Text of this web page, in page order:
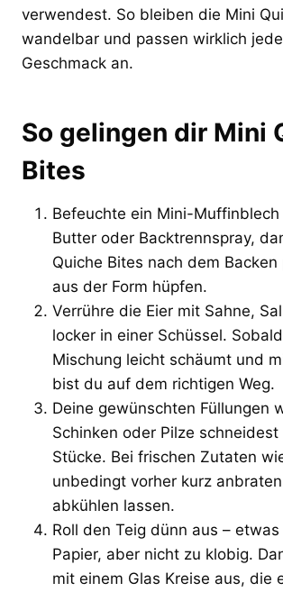
verwendest. So bleiben die Mini
wandelbar und passen wirklich
Geschmack an.
So gelingen dir Mini
Bites
Befeuchte ein Mini-
Butter oder Backtrennspray,
Quiche Bites nach dem Backen
aus der Form hüpfen.
Verrühre die Eier mit Sahne,
locker in einer Schüssel.
Mischung leicht schäumt und
bist du auf dem richtigen Weg.
Deine gewünschten Füllungen
Schinken oder Pilze
Stücke. Bei frischen Zutaten
unbedingt vorher kurz
abkühlen lassen.
Roll den Teig dünn aus –
Papier, aber nicht zu klobig.
mit einem Glas Kreise aus, die